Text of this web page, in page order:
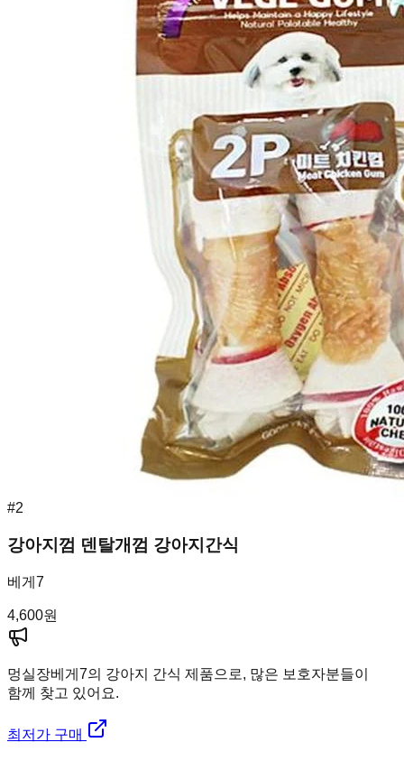
#2
강아지껌 덴탈개껌 강아지간식
베게7
4,600원
멍실장베게7의 강아지 간식 제품으로, 많은 보호자분들이
함께 찾고 있어요.
최저가 구매